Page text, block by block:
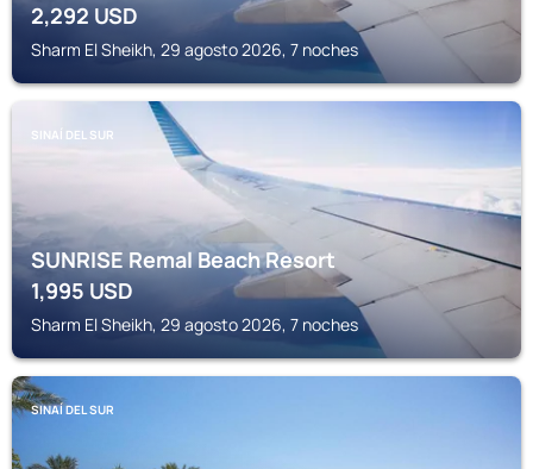
2,292 USD
Sharm El Sheikh, 29 agosto 2026, 7 noches
SINAÍ DEL SUR
SUNRISE Remal Beach Resort
1,995USD
Sharm El Sheikh, 29 agosto 2026, 7 noches
SINAÍ DEL SUR